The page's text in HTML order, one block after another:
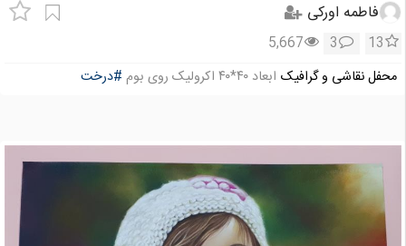
فاطمه اورکی
13
3
5,667
محفل نقاشی و گرافیک ابعاد ۴۰*۴۰ اکرولیک روی بوم #درخت